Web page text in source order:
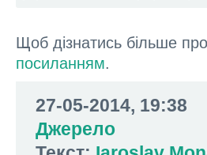
Щоб дізнатись більше
посиланням.
27-05-2014, 19:38
Джерело